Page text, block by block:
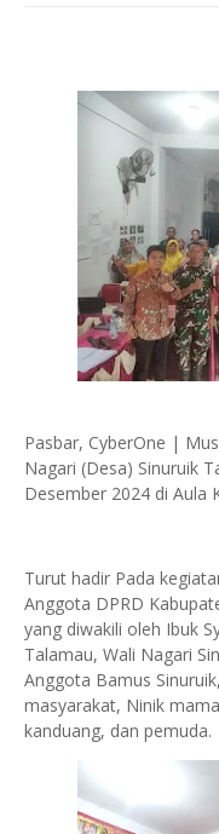
Pasbar, CyberOne |
Nagari (Desa) Sinuruik
Desember 2024 di Aula
Turut hadir Pada
Anggota DPRD
yang diwakili oleh Ibuk
Talamau, Wali Nagari
Anggota Bamus
masyarakat, Ninik
kanduang, dan pemuda.